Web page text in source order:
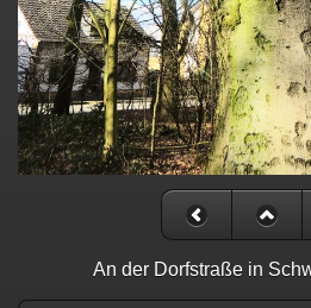
An der Dorfstraße in